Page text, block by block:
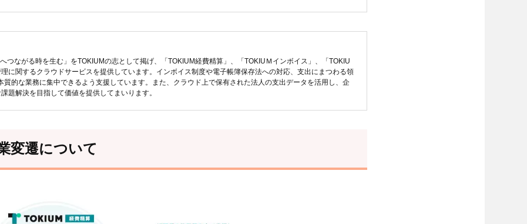
つながる時を生む」をTOKIUMの志として掲げ、「TOKIUM経費精算」、「TOKIUＭインボイス」、「TOKIU
に関するクラウドサービスを提供しています。インボイス制度や電子帳簿保存法への対応、支出にまつわる領
質的な業務に集中できるよう支援しています。また、クラウド上で保有された法人の支出データを活用し、企
題解決を目指して価値を提供してまいります。
変遷について